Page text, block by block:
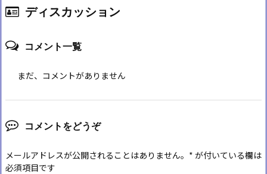
ディスカッション
コメント一覧
まだ、コメントがありません
コメントをどうぞ
メールアドレスが公開されることはありません。 * が付いている欄は
必須項目です